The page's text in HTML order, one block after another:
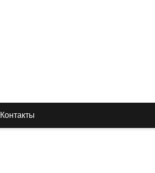
Контакты